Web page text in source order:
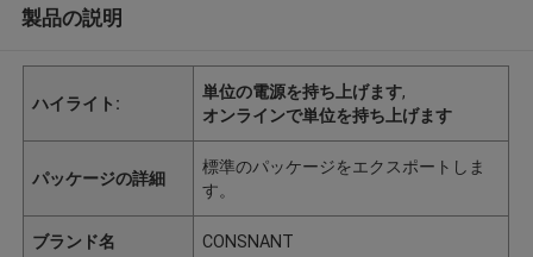
製品の説明
ハイライト:
単位の電源を持ち上げます,
オンラインで単位を持ち上げます
パッケージの詳細
標準のパッケージをエクスポートしま
す。
ブランド名 CONSNANT